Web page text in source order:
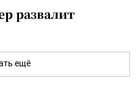
развалит
ещё